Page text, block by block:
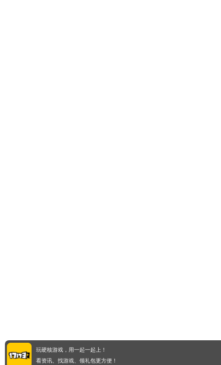
玩硬核游戏，用一起一起上！
看资讯、找游戏、领礼包更方便！